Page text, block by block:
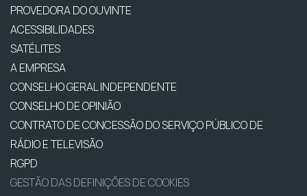
PROVEDORA DO OUVINTE
ACESSIBILIDADES
SATÉLITES
A EMPRESA
CONSELHO GERAL INDEPENDENTE
CONSELHO DE OPINIÃO
CONTRATO DE CONCESSÃO DO SERVIÇO PÚBLICO DE
RÁDIO E TELEVISÃO
RGPD
GESTÃO DAS DEFINIÇÕES DE COOKIES